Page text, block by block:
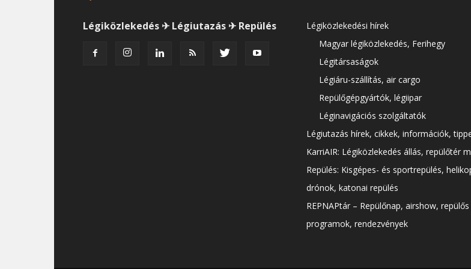
Légiközlekedés ✈ Légiutazás ✈ Repülés
Légiközlekedési hírek
Magyar légiközlekedés, Ferihegy
Légitársaságok
Légiáru-szállítás, air cargo
Repülőgépgyártók, légiipar
Léginavigációs szolgáltatók
Légiutazás hírek, cikkek, információk,
KarriAIR: Légiközlekedés állás, repülőtér
Repülés: Kisgépes- és sportrepülés,
drónok, katonai repülés
REPNAPtár – Repülőnap, airshow, repülős
programok, rendezvények